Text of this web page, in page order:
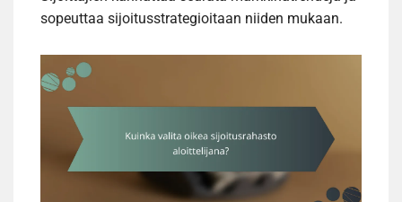
sopeuttaa sijoitusstrategioitaan niiden mukaan.